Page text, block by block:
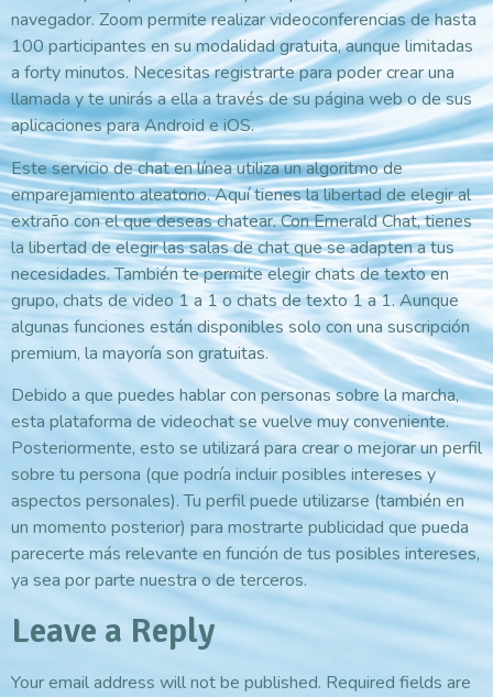
navegador. Zoom permite realizar videoconferencias de hasta
100 participantes en su modalidad gratuita, aunque limitadas
a forty minutos. Necesitas registrarte para poder crear una
llamada y te unirás a ella a través de su página web o de sus
aplicaciones para Android e iOS.
Este servicio de chat en línea utiliza un algoritmo de
emparejamiento aleatorio. Aquí tienes la libertad de elegir al
extraño con el que deseas chatear. Con Emerald Chat, tienes
la libertad de elegir las salas de chat que se adapten a tus
necesidades. También te permite elegir chats de texto en
grupo, chats de video 1 a 1 o chats de texto 1 a 1. Aunque
algunas funciones están disponibles solo con una suscripción
premium, la mayoría son gratuitas.
Debido a que puedes hablar con personas sobre la marcha,
esta plataforma de videochat se vuelve muy conveniente.
Posteriormente, esto se utilizará para crear o mejorar un perfil
sobre tu persona (que podría incluir posibles intereses y
aspectos personales). Tu perfil puede utilizarse (también en
un momento posterior) para mostrarte publicidad que pueda
parecerte más relevante en función de tus posibles intereses,
ya sea por parte nuestra o de terceros.
Leave a Reply
Your email address will not be published. Required fields are